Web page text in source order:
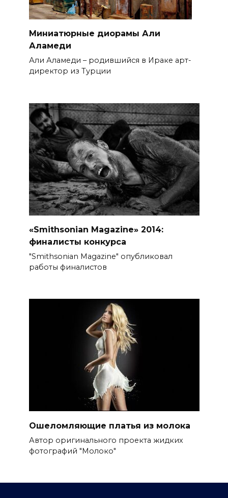
Миниатюрные диорамы Али
Аламеди
Али Аламеди – родившийся в Ираке арт-
директор из Турции
«Smithsonian Magazine» 2014:
финалисты конкурса
"Smithsonian Magazine" опубликовал
работы финалистов
Ошеломляющие платья из молока
Автор оригинального проекта жидких
фотографий "Молоко"